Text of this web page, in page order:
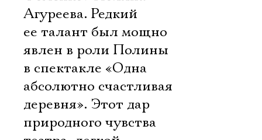
Агуреева. Редкий
ее талант был мощно
явлен в роли Полины
в спектакле «Одна
абсолютно счастливая
деревня». Этот дар
природного чувства